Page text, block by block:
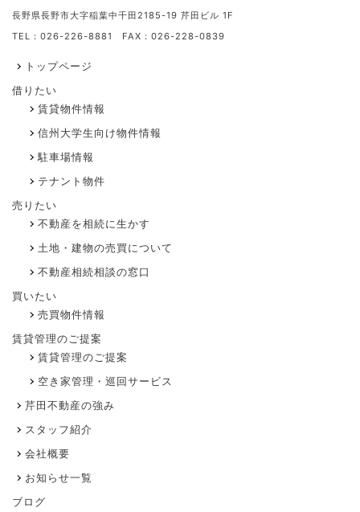
長野県長野市大字稲葉中千田2185-19 芹田ビル 1F
TEL：026-226-8881 FAX：026-228-0839
トップページ
借りたい
賃貸物件情報
信州大学生向け物件情報
駐車場情報
テナント物件
売りたい
不動産を相続に生かす
土地・建物の売買について
不動産相続相談の窓口
買いたい
売買物件情報
賃貸管理のご提案
賃貸管理のご提案
空き家管理・巡回サービス
芹田不動産の強み
スタッフ紹介
会社概要
お知らせ一覧
ブログ